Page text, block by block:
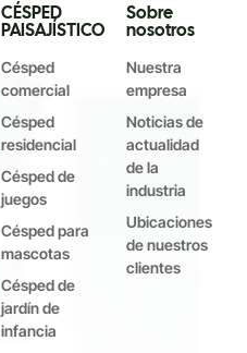
CÉSPED
PAISAJÍSTICO
Césped
comercial
Césped
residencial
Césped de
juegos
Césped para
mascotas
Césped de
jardín de
infancia
Sobre
nosotros
Nuestra
empresa
Noticias de
actualidad
de la
industria
Ubicaciones
de nuestros
clientes